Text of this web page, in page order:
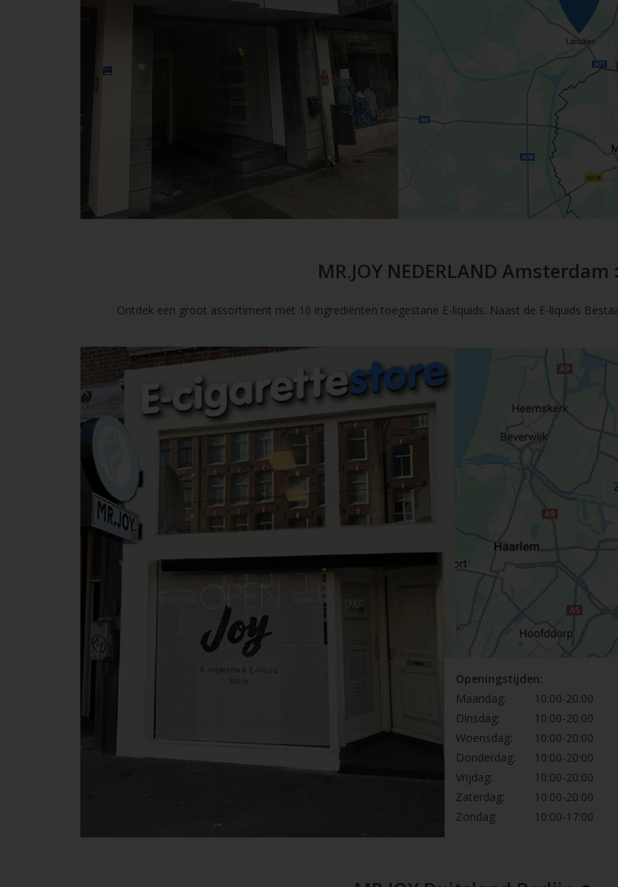
MR.JOY NEDERLAND Amsterdam
Ontdek een groot assortiment met 16 ingrediënten toegestane E-liquids. Naast de E-liquids
Openingstijden:
Maandag:
10:00-20:00
Dinsdag:
10:00-20:00
Woensdag:
10:00-20:00
Donderdag:
10:00-20:00
Vrijdag:
10:00-20:00
Zaterdag:
10:00-20:00
Zondag:
10:00-17:00